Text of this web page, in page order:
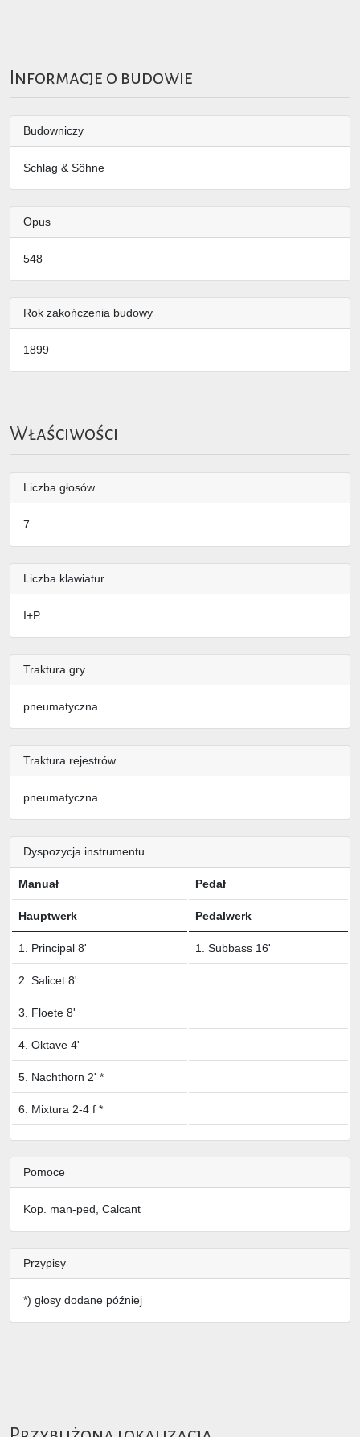
Informacje o budowie
Budowniczy
Schlag & Söhne
Opus
548
Rok zakończenia budowy
1899
Właściwości
Liczba głosów
7
Liczba klawiatur
I+P
Traktura gry
pneumatyczna
Traktura rejestrów
pneumatyczna
Dyspozycja instrumentu
Manuał Pedał
Hauptwerk Pedalwerk
1. Principal 8' 1. Subbass 16'
2. Salicet 8'
3. Floete 8'
4. Oktave 4'
5. Nachthorn 2' *
6. Mixtura 2-4 f *
Pomoce
Kop. man-ped, Calcant
Przypisy
*) głosy dodane później